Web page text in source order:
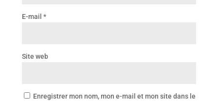
E-mail *
Site web
Enregistrer mon nom, mon e-mail et mon site dans le